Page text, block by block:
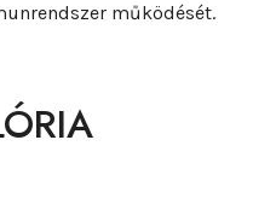
működését.